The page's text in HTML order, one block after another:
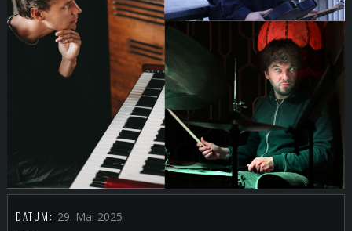
DATUM: 29. Mai 2025